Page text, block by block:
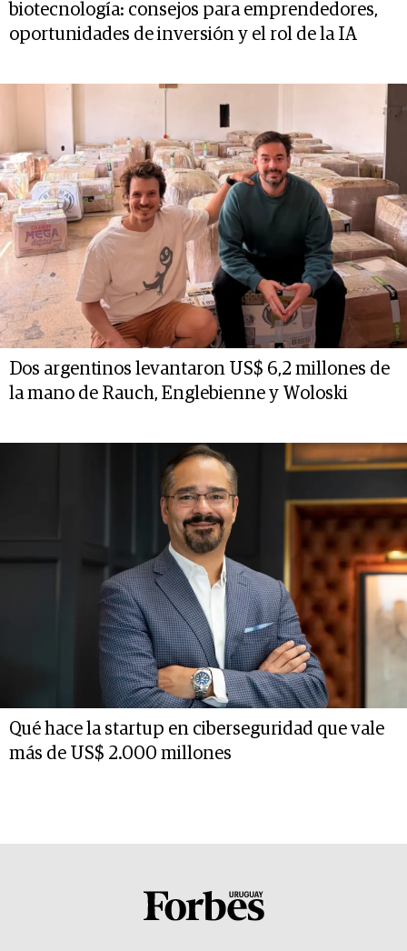
biotecnología: consejos para emprendedores,
oportunidades de inversión y el rol de la IA
Dos argentinos levantaron US$ 6,2 millones de
la mano de Rauch, Englebienne y Woloski
Qué hace la startup en ciberseguridad que vale
más de US$ 2.000 millones